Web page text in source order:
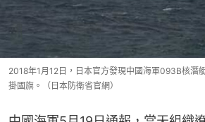
2018年1月12日，日本官方發現中國海軍093B核潛
掛國旗。（日本防衛省官網）